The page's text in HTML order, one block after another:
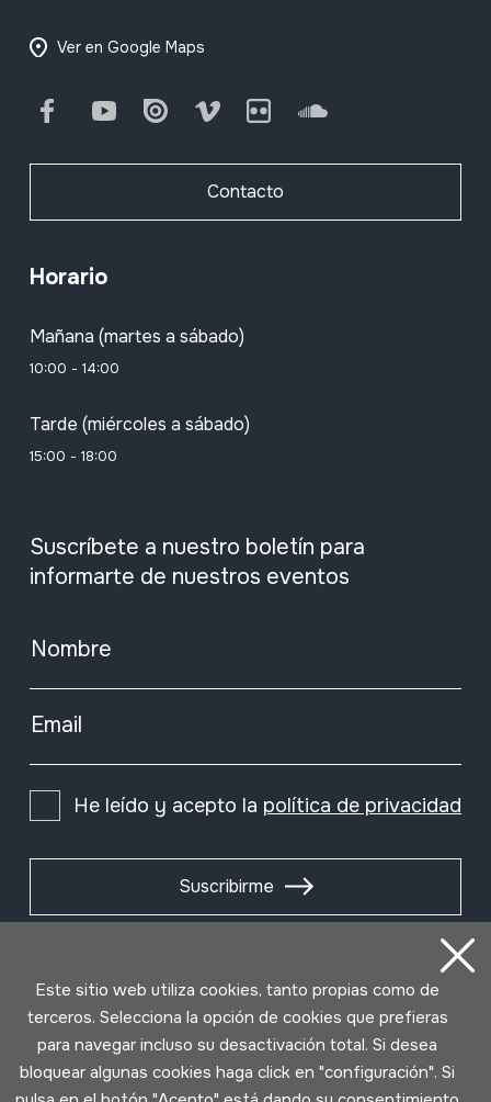
Ver en Google Maps
FacebookYoutube Issuu Vimeo Flickr SoundCloud
Contacto
Horario
Mañana (martes a sábado)
10:00 - 14:00
Tarde (miércoles a sábado)
15:00 - 18:00
Suscríbete a nuestro boletín para
informarte de nuestros eventos
Nombre
Email
He leído y acepto la política de privacidad
Suscribirme
Este sitio web utiliza cookies, tanto propias como de
terceros. Selecciona la opción de cookies que prefieras
para navegar incluso su desactivación total. Si desea
bloquear algunas cookies haga click en "configuración". Si